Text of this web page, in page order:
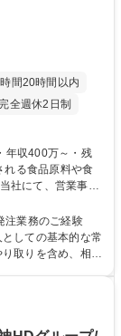
間20時間以内
全週休2日制
社にて、営業事務
などの業務をお任
をお願いします。
OJTと共に業務を
注業務のご経験
しての基本的な常
取りを含め、相手
・資格